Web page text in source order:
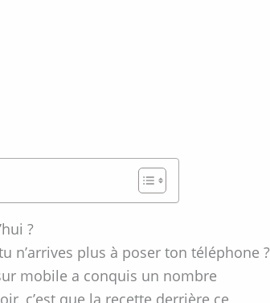
?
n’arrives plus à poser ton téléphone ?
mobile a conquis un nombre
c’est que la recette derrière ce